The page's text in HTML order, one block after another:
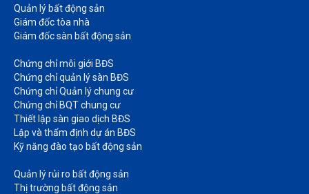
Quản lý bất động sản
Giám đốc tòa nhà​
Giám đốc sàn bất động sản
Chứng chỉ môi giới BĐS​
Chứng chỉ quản lý sàn BĐS
Chứng chỉ Quản lý chung cư​
Chứng chỉ BQT chung cư​
Thiết lập sàn giao dịch BĐS​
Lập và thẩm định dự án BĐS​
Kỹ năng đào tạo bất động sản​
Quản lý rủi ro bất động sản​
Thị trường bất động sản​